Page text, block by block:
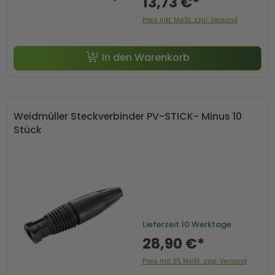
Preis inkl. MwSt. zzgl. Versand
In den Warenkorb
Weidmüller Steckverbinder PV-STICK- Minus 10
Stück
Lieferzeit 10 Werktage
28,90 €*
Preis mit 0% MwSt. zzgl. Versand